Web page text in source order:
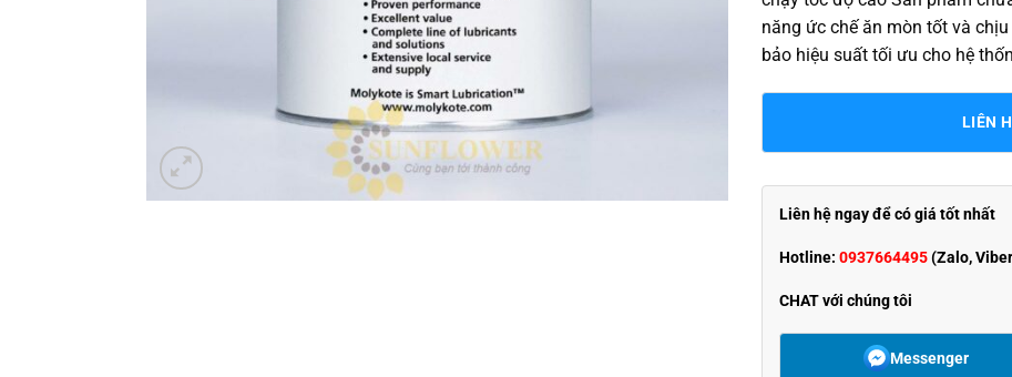
năng ức chế ăn mòn tốt và
bảo hiệu suất tối ưu cho hệ
LIÊN
Liên hệ ngay để có giá tốt nhất
Hotline: 0937664495(Zalo,
CHAT với chúng tôi
Messenger